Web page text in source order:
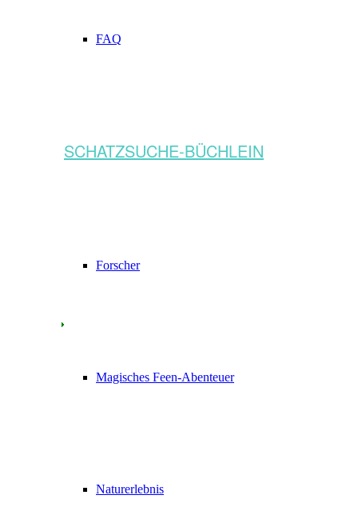
FAQ
SCHATZSUCHE-BÜCHLEIN
Forscher
Magisches Feen-Abenteuer
Naturerlebnis